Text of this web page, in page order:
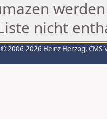
nicht
© 2006-2026 Heinz Herzog,